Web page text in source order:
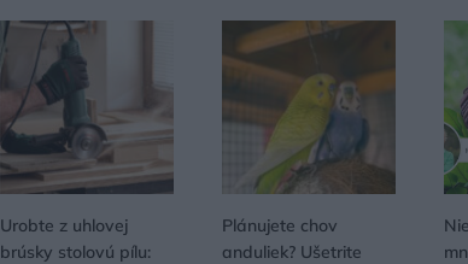
Urobte z uhlovej
brúsky stolovú pílu:
Plánujete chov
anduliek? Ušetrite